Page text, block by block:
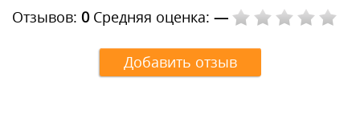
Отзывов: 0 Средняя оценка: —
Добавить отзыв